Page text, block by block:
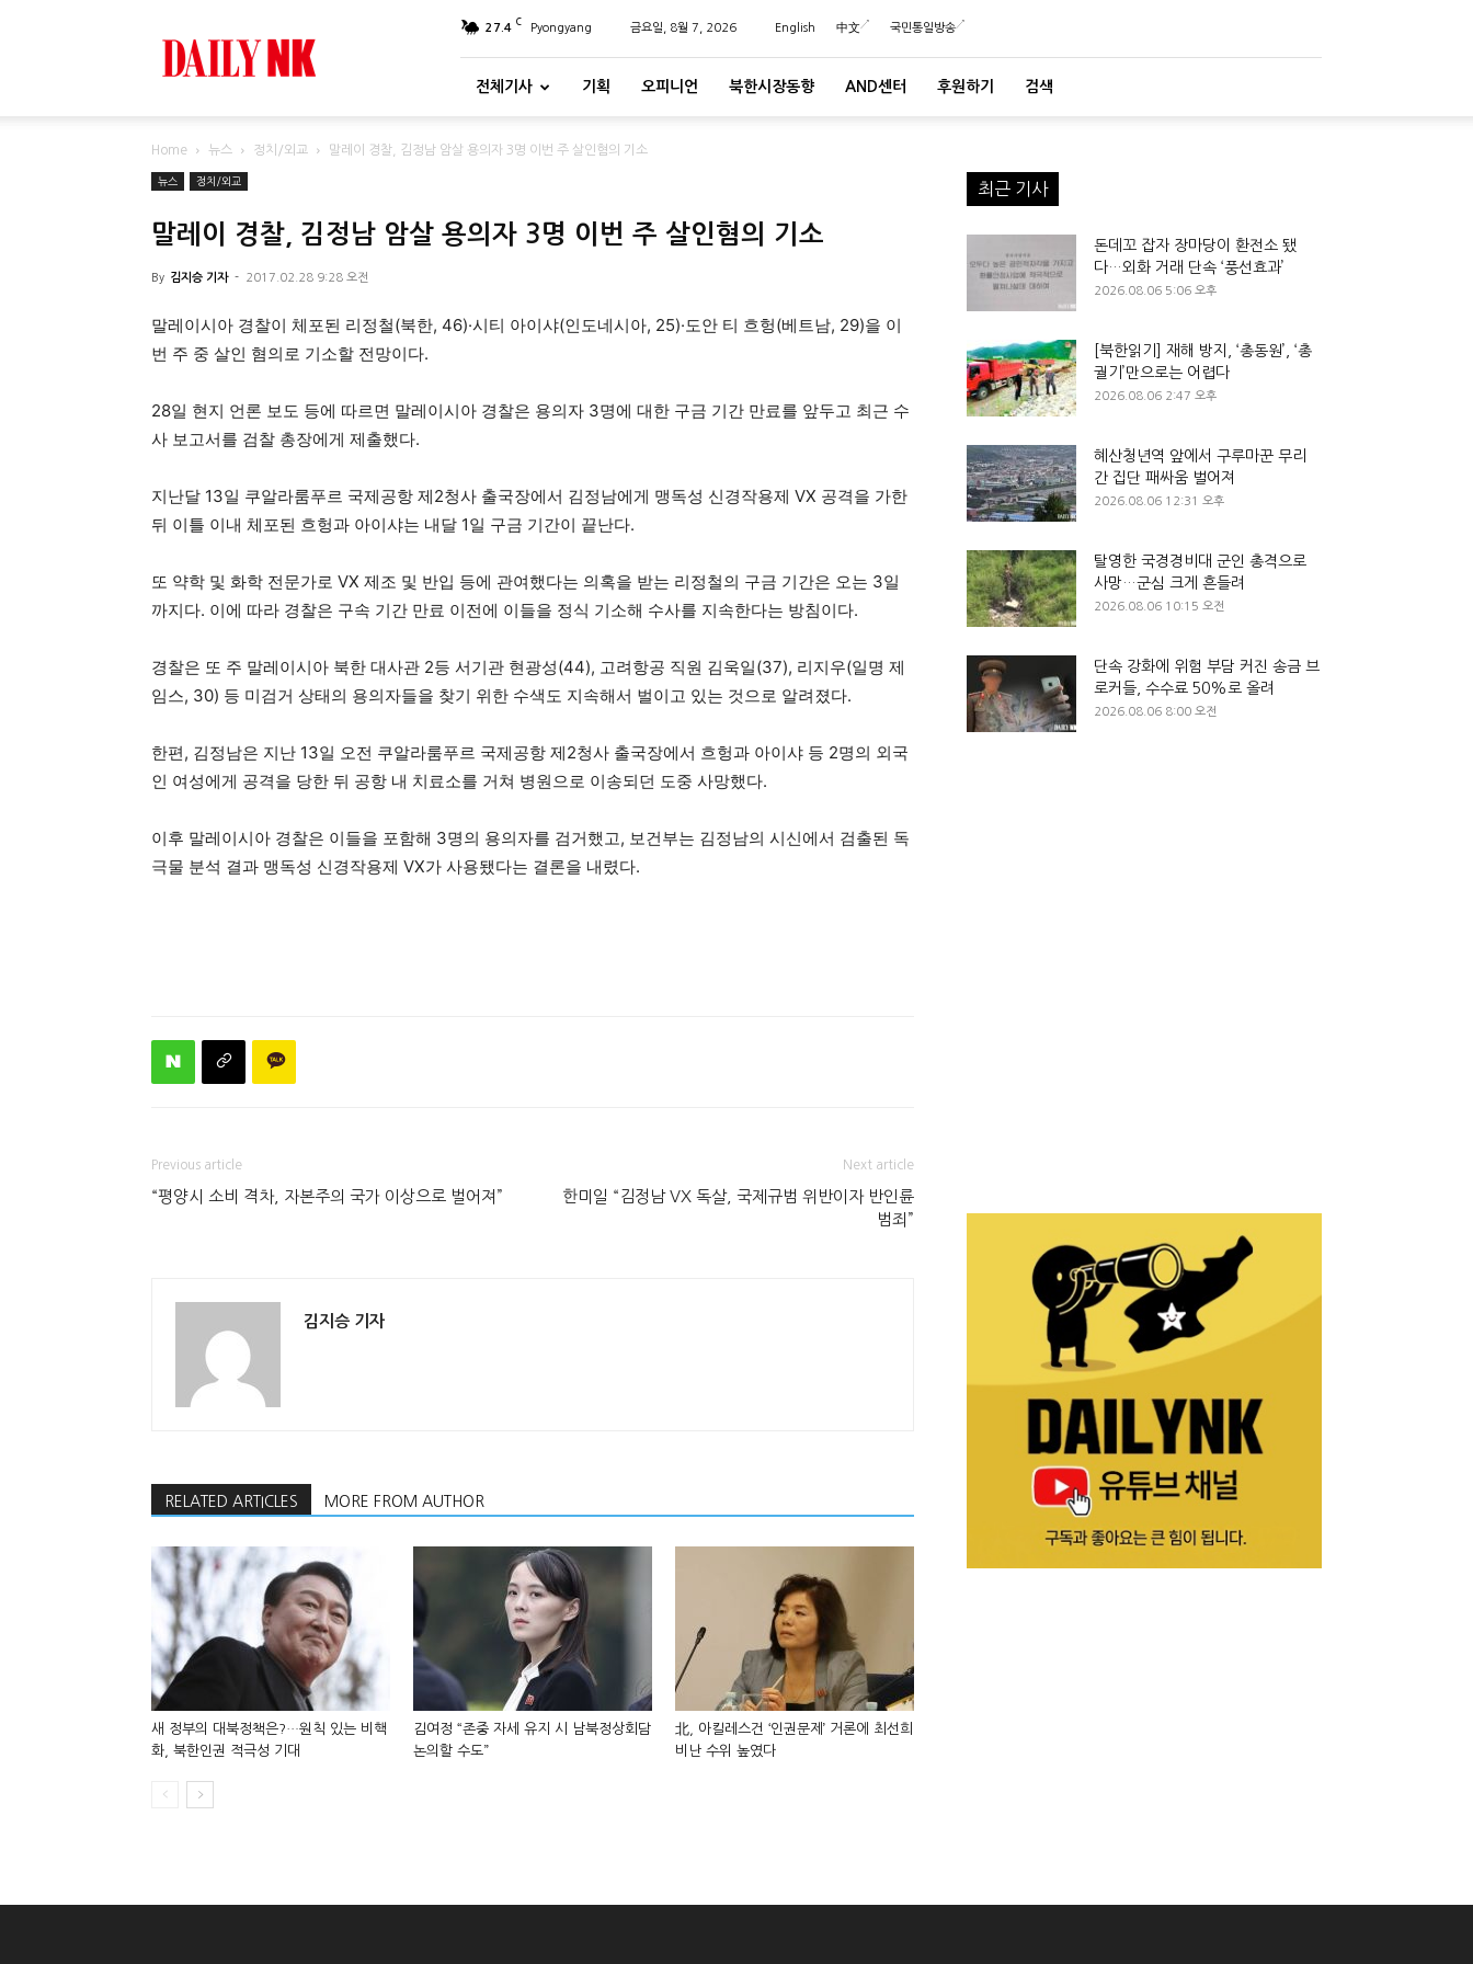
27.4 C Pyongyang 금요일, 8월 7, 2026 English 中文 국민통일방송
전체기사 기획 오피니언 북한시장동향 AND센터 후원하기 검색
Home 뉴스 정치/외교 말레이 경찰, 김정남 암살 용의자 3명 이번 주 살인혐의 기소
뉴스 정치/외교
말레이 경찰, 김정남 암살 용의자 3명 이번 주 살인혐의 기소
By 김지승 기자 - 2017.02.28 9:28 오전
말레이시아 경찰이 체포된 리정철(북한, 46)·시티 아이샤(인도네시아, 25)·도안 티 흐헝(베트남, 29)을 이
번 주 중 살인 혐의로 기소할 전망이다.
28일 현지 언론 보도 등에 따르면 말레이시아 경찰은 용의자 3명에 대한 구금 기간 만료를 앞두고 최근 수
사 보고서를 검찰 총장에게 제출했다.
지난달 13일 쿠알라룸푸르 국제공항 제2청사 출국장에서 김정남에게 맹독성 신경작용제 VX 공격을 가한
뒤 이틀 이내 체포된 흐헝과 아이샤는 내달 1일 구금 기간이 끝난다.
또 약학 및 화학 전문가로 VX 제조 및 반입 등에 관여했다는 의혹을 받는 리정철의 구금 기간은 오는 3일
까지다. 이에 따라 경찰은 구속 기간 만료 이전에 이들을 정식 기소해 수사를 지속한다는 방침이다.
경찰은 또 주 말레이시아 북한 대사관 2등 서기관 현광성(44), 고려항공 직원 김욱일(37), 리지우(일명 제
임스, 30) 등 미검거 상태의 용의자들을 찾기 위한 수색도 지속해서 벌이고 있는 것으로 알려졌다.
한편, 김정남은 지난 13일 오전 쿠알라룸푸르 국제공항 제2청사 출국장에서 흐헝과 아이샤 등 2명의 외국
인 여성에게 공격을 당한 뒤 공항 내 치료소를 거쳐 병원으로 이송되던 도중 사망했다.
이후 말레이시아 경찰은 이들을 포함해 3명의 용의자를 검거했고, 보건부는 김정남의 시신에서 검출된 독
극물 분석 결과 맹독성 신경작용제 VX가 사용됐다는 결론을 내렸다.
Previous article
“평양시 소비 격차, 자본주의 국가 이상으로 벌어져”
Next article
한미일 “김정남 VX 독살, 국제규범 위반이자 반인륜
범죄”
김지승 기자
RELATED ARTICLES MORE FROM AUTHOR
새 정부의 대북정책은?…원칙 있는 비핵
화, 북한인권 적극성 기대
김여정 “존중 자세 유지 시 남북정상회담
논의할 수도”
北, 아킬레스건 ‘인권문제’ 거론에 최선희
비난 수위 높였다
최근 기사
돈데꼬 잡자 장마당이 환전소 됐
다…외화 거래 단속 ‘풍선효과’
2026.08.06 5:06 오후
[북한읽기] 재해 방지, ‘총동원’, ‘총
궐기’만으로는 어렵다
2026.08.06 2:47 오후
혜산청년역 앞에서 구루마꾼 무리
간 집단 패싸움 벌어져
2026.08.06 12:31 오후
탈영한 국경경비대 군인 총격으로
사망…군심 크게 흔들려
2026.08.06 10:15 오전
단속 강화에 위험 부담 커진 송금 브
로커들, 수수료 50%로 올려
2026.08.06 8:00 오전